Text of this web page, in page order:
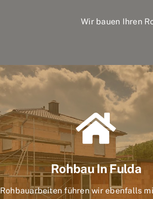
Wir bauen Ihren
Rohbau In Fulda
Rohbauarbeiten führen wir ebenfalls